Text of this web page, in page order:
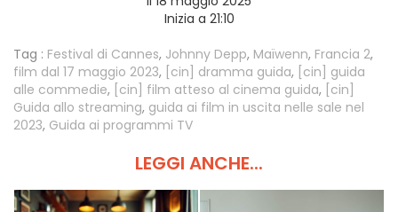
Inizia a 21:10
Tag : Festival di Cannes, Johnny Depp, Maïwenn, Francia 2,
film dal 17 maggio 2023, [cin] dramma guida, [cin] guida
alle commedie, [cin] film atteso al cinema guida, [cin]
Guida allo streaming, guida ai film in uscita nelle sale nel
2023, Guida ai programmi TV
LEGGI ANCHE...